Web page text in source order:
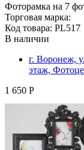
Фоторамка на 7
Торговая марка:
Код товара: PL517
В наличии
г. Воронеж,
этаж,
1 650 Р